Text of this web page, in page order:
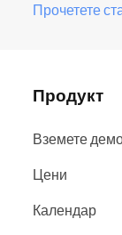
Прочетете
Продукт
Вземете
Цени
Календар